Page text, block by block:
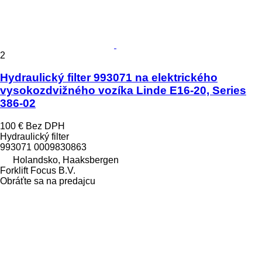
2
Hydraulický filter 993071 na elektrického
vysokozdvižného vozíka Linde E16-20, Series
386-02
100 € Bez DPH
Hydraulický filter
993071 0009830863
Holandsko, Haaksbergen
Forklift Focus B.V.
Obráťte sa na predajcu